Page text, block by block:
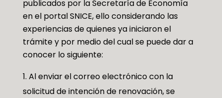
publicados por la Secretaría de Economía
en el portal SNICE, ello considerando las
experiencias de quienes ya iniciaron el
trámite y por medio del cual se puede dar a
conocer lo siguiente:
Al enviar el correo electrónico con la
solicitud de intención de renovación, se